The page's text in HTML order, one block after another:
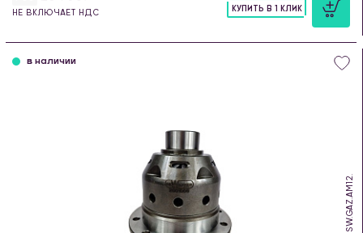
НЕ ВКЛЮЧАЕТ НДС
КУПИТЬ В 1 КЛИК
SW.GAZ.AM12.
в наличии